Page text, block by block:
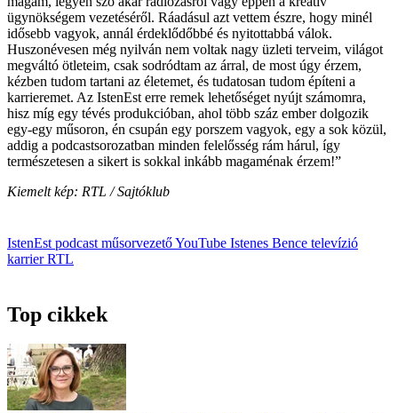
ügynökségem vezetéséről. Ráadásul azt vettem észre, hogy minél
idősebb vagyok, annál érdeklődőbbé és nyitottabbá válok.
Huszonévesen még nyilván nem voltak nagy üzleti terveim, világot
megváltó ötleteim, csak sodródtam az árral, de most úgy érzem,
kézben tudom tartani az életemet, és tudatosan tudom építeni a
karrieremet. Az IstenEst erre remek lehetőséget nyújt számomra,
hisz míg egy tévés produkcióban, ahol több száz ember dolgozik
egy-egy műsoron, én csupán egy porszem vagyok, egy a sok közül,
addig a podcastsorozatban minden felelősség rám hárul, így
természetesen a sikert is sokkal inkább magaménak érzem!”
Kiemelt kép: RTL / Sajtóklub
IstenEst podcast műsorvezetőYouTube Istenes Bence televízió
karrierRTL
Top cikkek